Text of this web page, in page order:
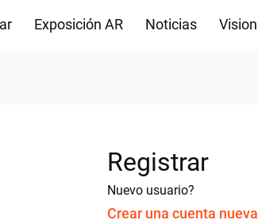
Exposición AR Noticias Vision
Registrar
Nuevo usuario?
Crear una cuenta nueva